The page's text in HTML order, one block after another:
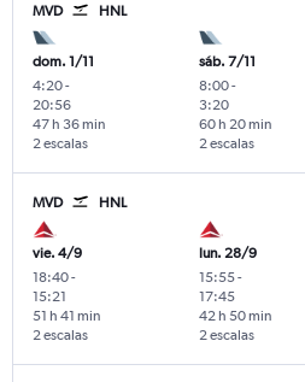
MVD HNL
dom. 1/11
4:20-
20:56
2 escalas
47 h 36 min
sáb. 7/11
8:00-
3:20
2 escalas
60 h 20 min
MVD HNL
vie. 4/9
18:40-
15:21
2 escalas
51 h 41 min
lun. 28/9
15:55-
17:45
2 escalas
42 h 50 min